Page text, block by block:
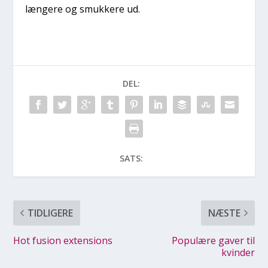
længere og smukkere ud.
DEL:
SATS:
TIDLIGERE
Hot fusion extensions
NÆSTE
Populære gaver til
kvinder